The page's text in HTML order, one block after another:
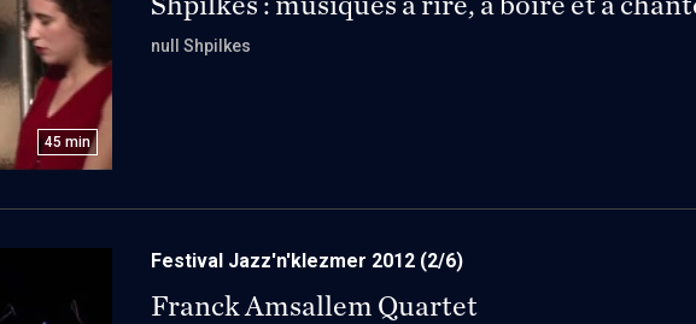
45 min
null Shpilkes
Festival Jazz'n'klezmer 2012 (2/6)
Franck Amsallem Quartet